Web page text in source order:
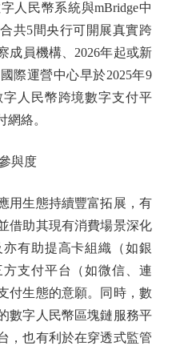
人民幣系統與mBridge中
共5間央行可開展真實跨
成員機構、2026年起或新
際運營中心早於2025年9
人民幣跨境數字支付平
絡。
與度
生態持續豐富拓展，有
借助其現有消費場景深化
有助提高卡組織（如銀
支付平台（如微信、連
付生態的意願。同時，數
數字人民幣區塊鏈服務平
，也有利於在穿透式監管